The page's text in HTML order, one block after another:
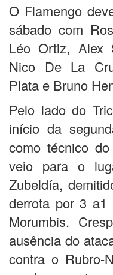
O Flamengo
sábado com
Léo Ortiz, Alex
Nico De La
Plata e Bruno
Pelo lado do
início da
como técnico
veio para o
Zubeldía,
derrota por 3 a1
Morumbis.
ausência do
contra o Rubro-